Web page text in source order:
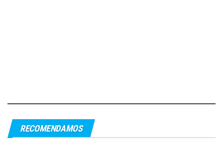
RECOMENDAMOS